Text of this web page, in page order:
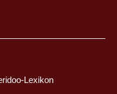
Lexikon